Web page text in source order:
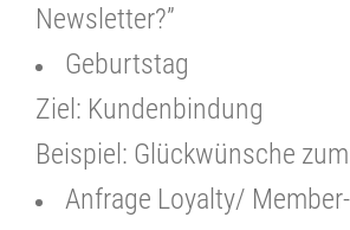
Newsletter?”
Geburtstag
Ziel: Kundenbindung
Beispiel: Glückwünsche
Anfrage Loyalty/